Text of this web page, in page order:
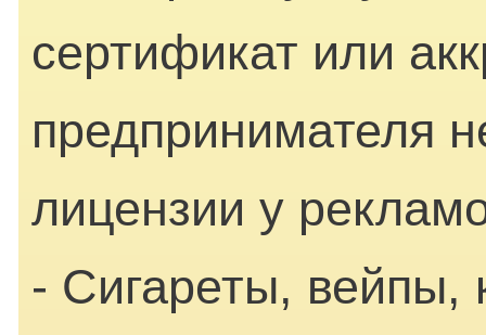
сертификат или
предпринимателя
лицензии у
- Сигареты, вейпы,